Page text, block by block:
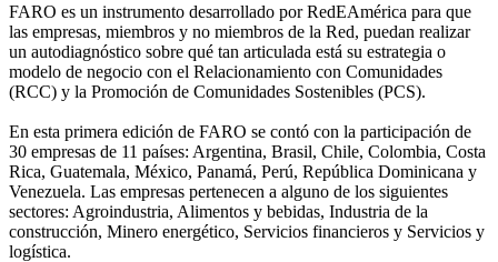
FARO es un instrumento desarrollado por RedEAmérica para que
las empresas, miembros y no miembros de la Red, puedan realizar
un autodiagnóstico sobre qué tan articulada está su estrategia o
modelo de negocio con el Relacionamiento con Comunidades
(RCC) y la Promoción de Comunidades Sostenibles (PCS).
En esta primera edición de FARO se contó con la participación de
30 empresas de 11 países: Argentina, Brasil, Chile, Colombia, Costa
Rica, Guatemala, México, Panamá, Perú, República Dominicana y
Venezuela. Las empresas pertenecen a alguno de los siguientes
sectores: Agroindustria, Alimentos y bebidas, Industria de la
construcción, Minero energético, Servicios financieros y Servicios y
logística.